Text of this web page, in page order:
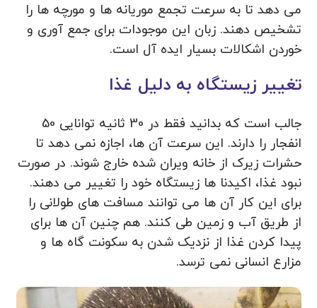
می دهد تا به سرعت تجمع موریانه ها و مورچه ها را
تشخیص دهند. زبان این موجودات برای جمع آوری و
خوردن اشکالات بسیار ایده آل است.
تغییر زیستگاه به دلیل غذا
جالب است که بدانید فقط در 30 ثانیه توانایی 50
انفجار را دارند. این سرعت آن ها، اجازه نمی دهد تا
حشرات زیرک از خانه ویران شده خارج شوند. در صورت
نبود غذا، اکیدنا ها زیستگاه خود را تغییر می دهند.
برای این کار آن ها می توانند مسافت های طولانی را
از طریق آب و زمین طی کنند. هم چنین آن ها برای
پیدا کردن غذا از نزدیک شدن به سکونت گاه ها و
مزارع انسانی نمی ترسد.